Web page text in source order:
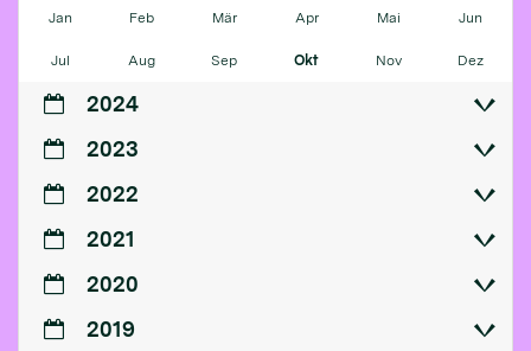
Jan Feb Mär Apr Mai Jun
Jul Aug Sep Okt Nov Dez
2024
2023
2022
2021
2020
2019